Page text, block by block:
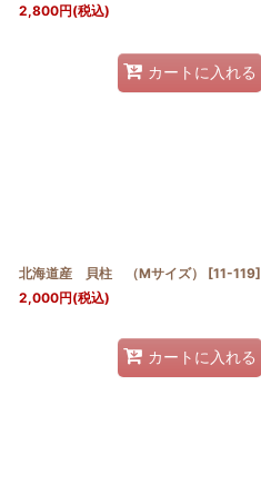
2,800円(税込)
カートに入れる
北海道産 貝柱 （Mサイズ） [11-119]
2,000円(税込)
カートに入れる